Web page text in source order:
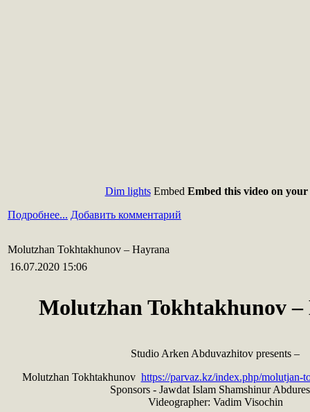
Dim lightsEmbed Embed this video on your
Подробнее... Добавить комментарий
Molutzhan Tokhtakhunov – Hayrana
16.07.2020 15:06
Molutzhan Tokhtakhunov –
Studio Arken Abduvazhitov presents –
Molutzhan Tokhtakhunov https://parvaz.kz/index.php/molutjan-
Sponsors - Jawdat Islam Shamshinur
Videographer: Vadim Visochin